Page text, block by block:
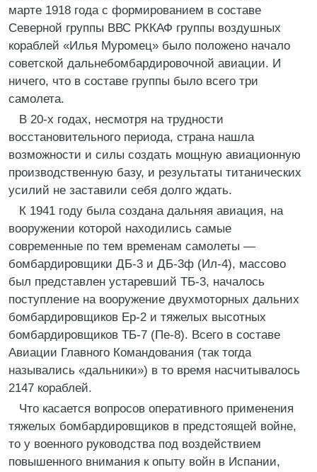
марте 1918 года с формированием в составе
Северной группы ВВС РККАФ группы воздушных
кораблей «Илья Муромец» было положено начало
советской дальнебомбардировочной авиации. И
ничего, что в составе группы было всего три
самолета.
В 20-х годах, несмотря на трудности
восстановительного периода, страна нашла
возможности и силы создать мощную авиационную
производственную базу, и результаты титанических
усилий не заставили себя долго ждать.
К 1941 году была создана дальняя авиация, на
вооружении которой находились самые
современные по тем временам самолеты —
бомбардировщики ДБ-3 и ДБ-3ф (Ил-4), массово
был представлен устаревший ТБ-3, началось
поступление на вооружение двухмоторных дальних
бомбардировщиков Ер-2 и тяжелых высотных
бомбардировщиков ТБ-7 (Пе-8). Всего в составе
Авиации Главного Командования (так тогда
назывались «дальники») в то время насчитывалось
2147 кораблей.
Что касается вопросов оперативного применения
тяжелых бомбардировщиков в предстоящей войне,
то у военного руководства под воздействием
повышенного внимания к опыту войн в Испании,